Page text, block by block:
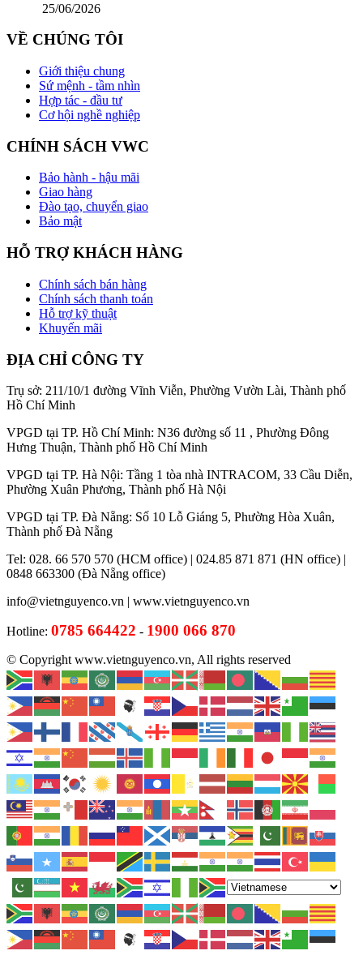
25/06/2026
VỀ CHÚNG TÔI
Giới thiệu chung
Sứ mệnh - tầm nhìn
Hợp tác - đầu tư
Cơ hội nghề nghiệp
CHÍNH SÁCH VWC
Bảo hành - hậu mãi
Giao hàng
Đào tạo, chuyển giao
Bảo mật
HỖ TRỢ KHÁCH HÀNG
Chính sách bán hàng
Chính sách thanh toán
Hỗ trợ kỹ thuật
Khuyến mãi
ĐỊA CHỈ CÔNG TY
Trụ sở: 211/10/1 đường Vĩnh Viễn, Phường Vườn Lài, Thành phố
Hồ Chí Minh
VPGD tại TP. Hồ Chí Minh: N36 đường số 11 , Phường Đông
Hưng Thuận, Thành phố Hồ Chí Minh
VPGD tại TP. Hà Nội: Tầng 1 tòa nhà INTRACOM, 33 Cầu Diễn,
Phường Xuân Phương, Thành phố Hà Nội
VPGD tại TP. Đà Nẵng: Số 10 Lỗ Giáng 5, Phường Hòa Xuân,
Thành phố Đà Nẵng
Tel: 028. 66 570 570 (HCM office) | 024.85 871 871 (HN office) |
0848 663300 (Đà Nẵng office)
info@vietnguyenco.vn | www.vietnguyenco.vn
Hotline: 0785 664422 - 1900 066 870
© Copyright www.vietnguyenco.vn, All rights reserved